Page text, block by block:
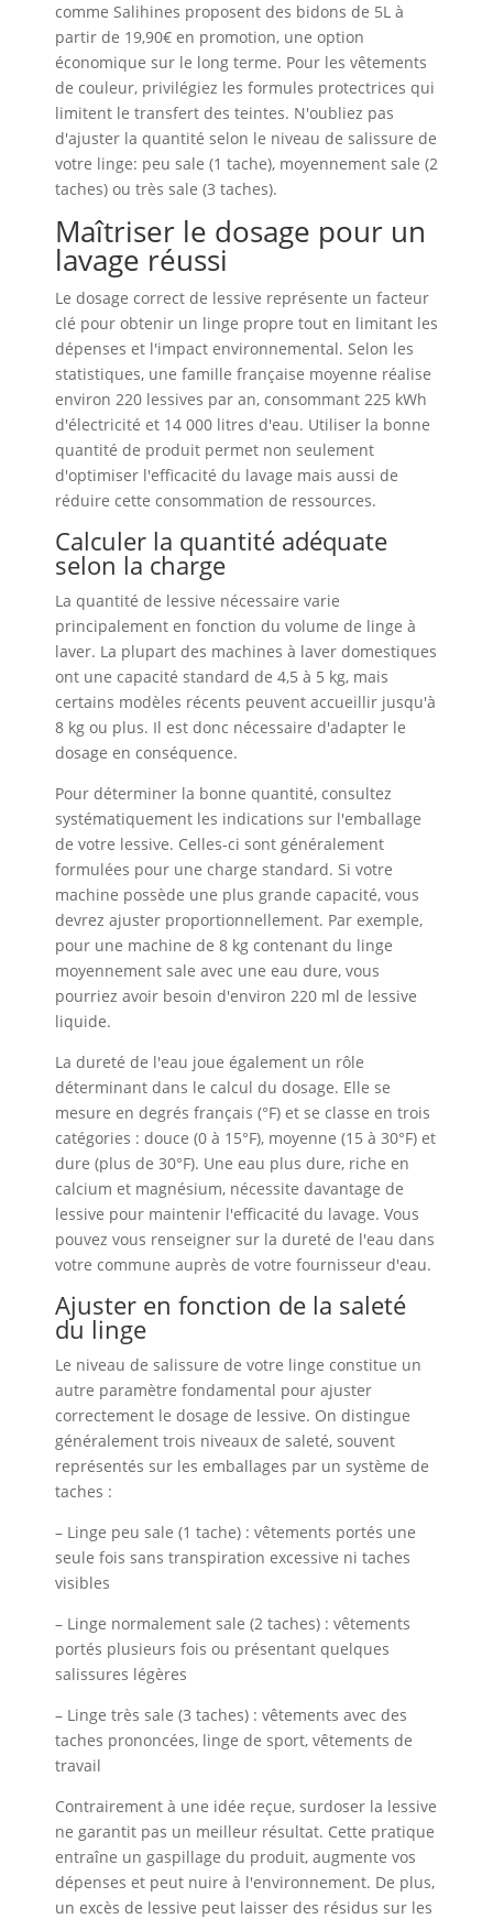
comme Salihines proposent des bidons de 5L à
partir de 19,90€ en promotion, une option
économique sur le long terme. Pour les vêtements
de couleur, privilégiez les formules protectrices qui
limitent le transfert des teintes. N'oubliez pas
d'ajuster la quantité selon le niveau de salissure de
votre linge: peu sale (1 tache), moyennement sale (2
taches) ou très sale (3 taches).
Maîtriser le dosage pour un
lavage réussi
Le dosage correct de lessive représente un facteur
clé pour obtenir un linge propre tout en limitant les
dépenses et l'impact environnemental. Selon les
statistiques, une famille française moyenne réalise
environ 220 lessives par an, consommant 225 kWh
d'électricité et 14 000 litres d'eau. Utiliser la bonne
quantité de produit permet non seulement
d'optimiser l'efficacité du lavage mais aussi de
réduire cette consommation de ressources.
Calculer la quantité adéquate
selon la charge
La quantité de lessive nécessaire varie
principalement en fonction du volume de linge à
laver. La plupart des machines à laver domestiques
ont une capacité standard de 4,5 à 5 kg, mais
certains modèles récents peuvent accueillir jusqu'à
8 kg ou plus. Il est donc nécessaire d'adapter le
dosage en conséquence.
Pour déterminer la bonne quantité, consultez
systématiquement les indications sur l'emballage
de votre lessive. Celles-ci sont généralement
formulées pour une charge standard. Si votre
machine possède une plus grande capacité, vous
devrez ajuster proportionnellement. Par exemple,
pour une machine de 8 kg contenant du linge
moyennement sale avec une eau dure, vous
pourriez avoir besoin d'environ 220 ml de lessive
liquide.
La dureté de l'eau joue également un rôle
déterminant dans le calcul du dosage. Elle se
mesure en degrés français (°F) et se classe en trois
catégories : douce (0 à 15°F), moyenne (15 à 30°F) et
dure (plus de 30°F). Une eau plus dure, riche en
calcium et magnésium, nécessite davantage de
lessive pour maintenir l'efficacité du lavage. Vous
pouvez vous renseigner sur la dureté de l'eau dans
votre commune auprès de votre fournisseur d'eau.
Ajuster en fonction de la saleté
du linge
Le niveau de salissure de votre linge constitue un
autre paramètre fondamental pour ajuster
correctement le dosage de lessive. On distingue
généralement trois niveaux de saleté, souvent
représentés sur les emballages par un système de
taches :
– Linge peu sale (1 tache) : vêtements portés une
seule fois sans transpiration excessive ni taches
visibles
– Linge normalement sale (2 taches) : vêtements
portés plusieurs fois ou présentant quelques
salissures légères
– Linge très sale (3 taches) : vêtements avec des
taches prononcées, linge de sport, vêtements de
travail
Contrairement à une idée reçue, surdoser la lessive
ne garantit pas un meilleur résultat. Cette pratique
entraîne un gaspillage du produit, augmente vos
dépenses et peut nuire à l'environnement. De plus,
un excès de lessive peut laisser des résidus sur les